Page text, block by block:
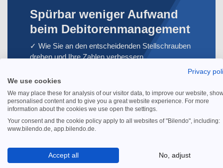
Spürbar weniger Aufwand
beim Debitorenmanagement
✓ Wie Sie an den entscheidenden Stellschrauben
drehen und Ihre Zahlen verbessern.
Kostenfreien Guide sichern
Privacy
We use cookies
We may place these for analysis of our visitor data, to improve our website,
personalised content and to give you a great website experience. For more
information about the cookies we use open the settings.
Your consent and the cookie policy apply to all websites of "Bilendo", including:
www.bilendo.de, app.bilendo.de.
Accept all No, adjust